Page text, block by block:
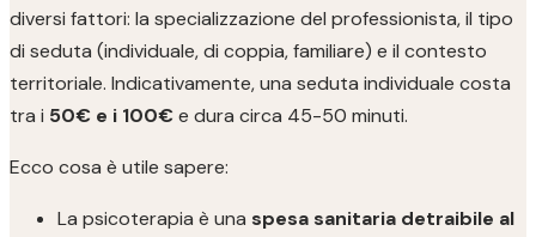
diversi fattori: la specializzazione del professionista, il tipo
di seduta (individuale, di coppia, familiare) e il contesto
territoriale. Indicativamente, una seduta individuale costa
tra i 50€ e i 100€ e dura circa 45-50 minuti.
Ecco cosa è utile sapere:
La psicoterapia è una spesa sanitaria detraibile al